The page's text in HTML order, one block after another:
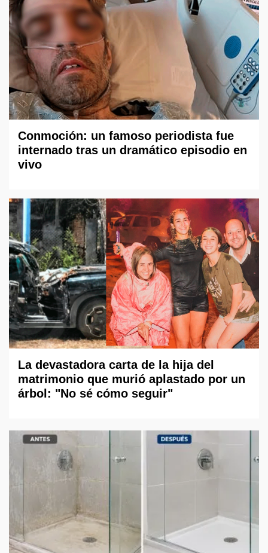
Conmoción: un famoso periodista fue
internado tras un dramático episodio en
vivo
La devastadora carta de la hija del
matrimonio que murió aplastado por un
árbol: "No sé cómo seguir"